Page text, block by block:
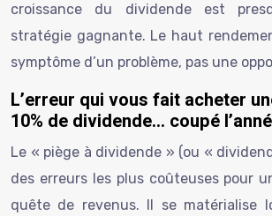
croissance du dividende est
stratégie gagnante. Le haut
symptôme d’un problème, pas une
L’erreur qui vous fait acheter
10% de dividende… coupé
Le « piège à dividende » (ou «
des erreurs les plus coûteuses pour
quête de revenus. Il se matérialise